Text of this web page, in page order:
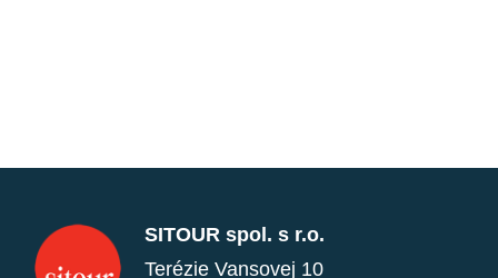
SITOUR spol. s r.o.
Terézie Vansovej 10